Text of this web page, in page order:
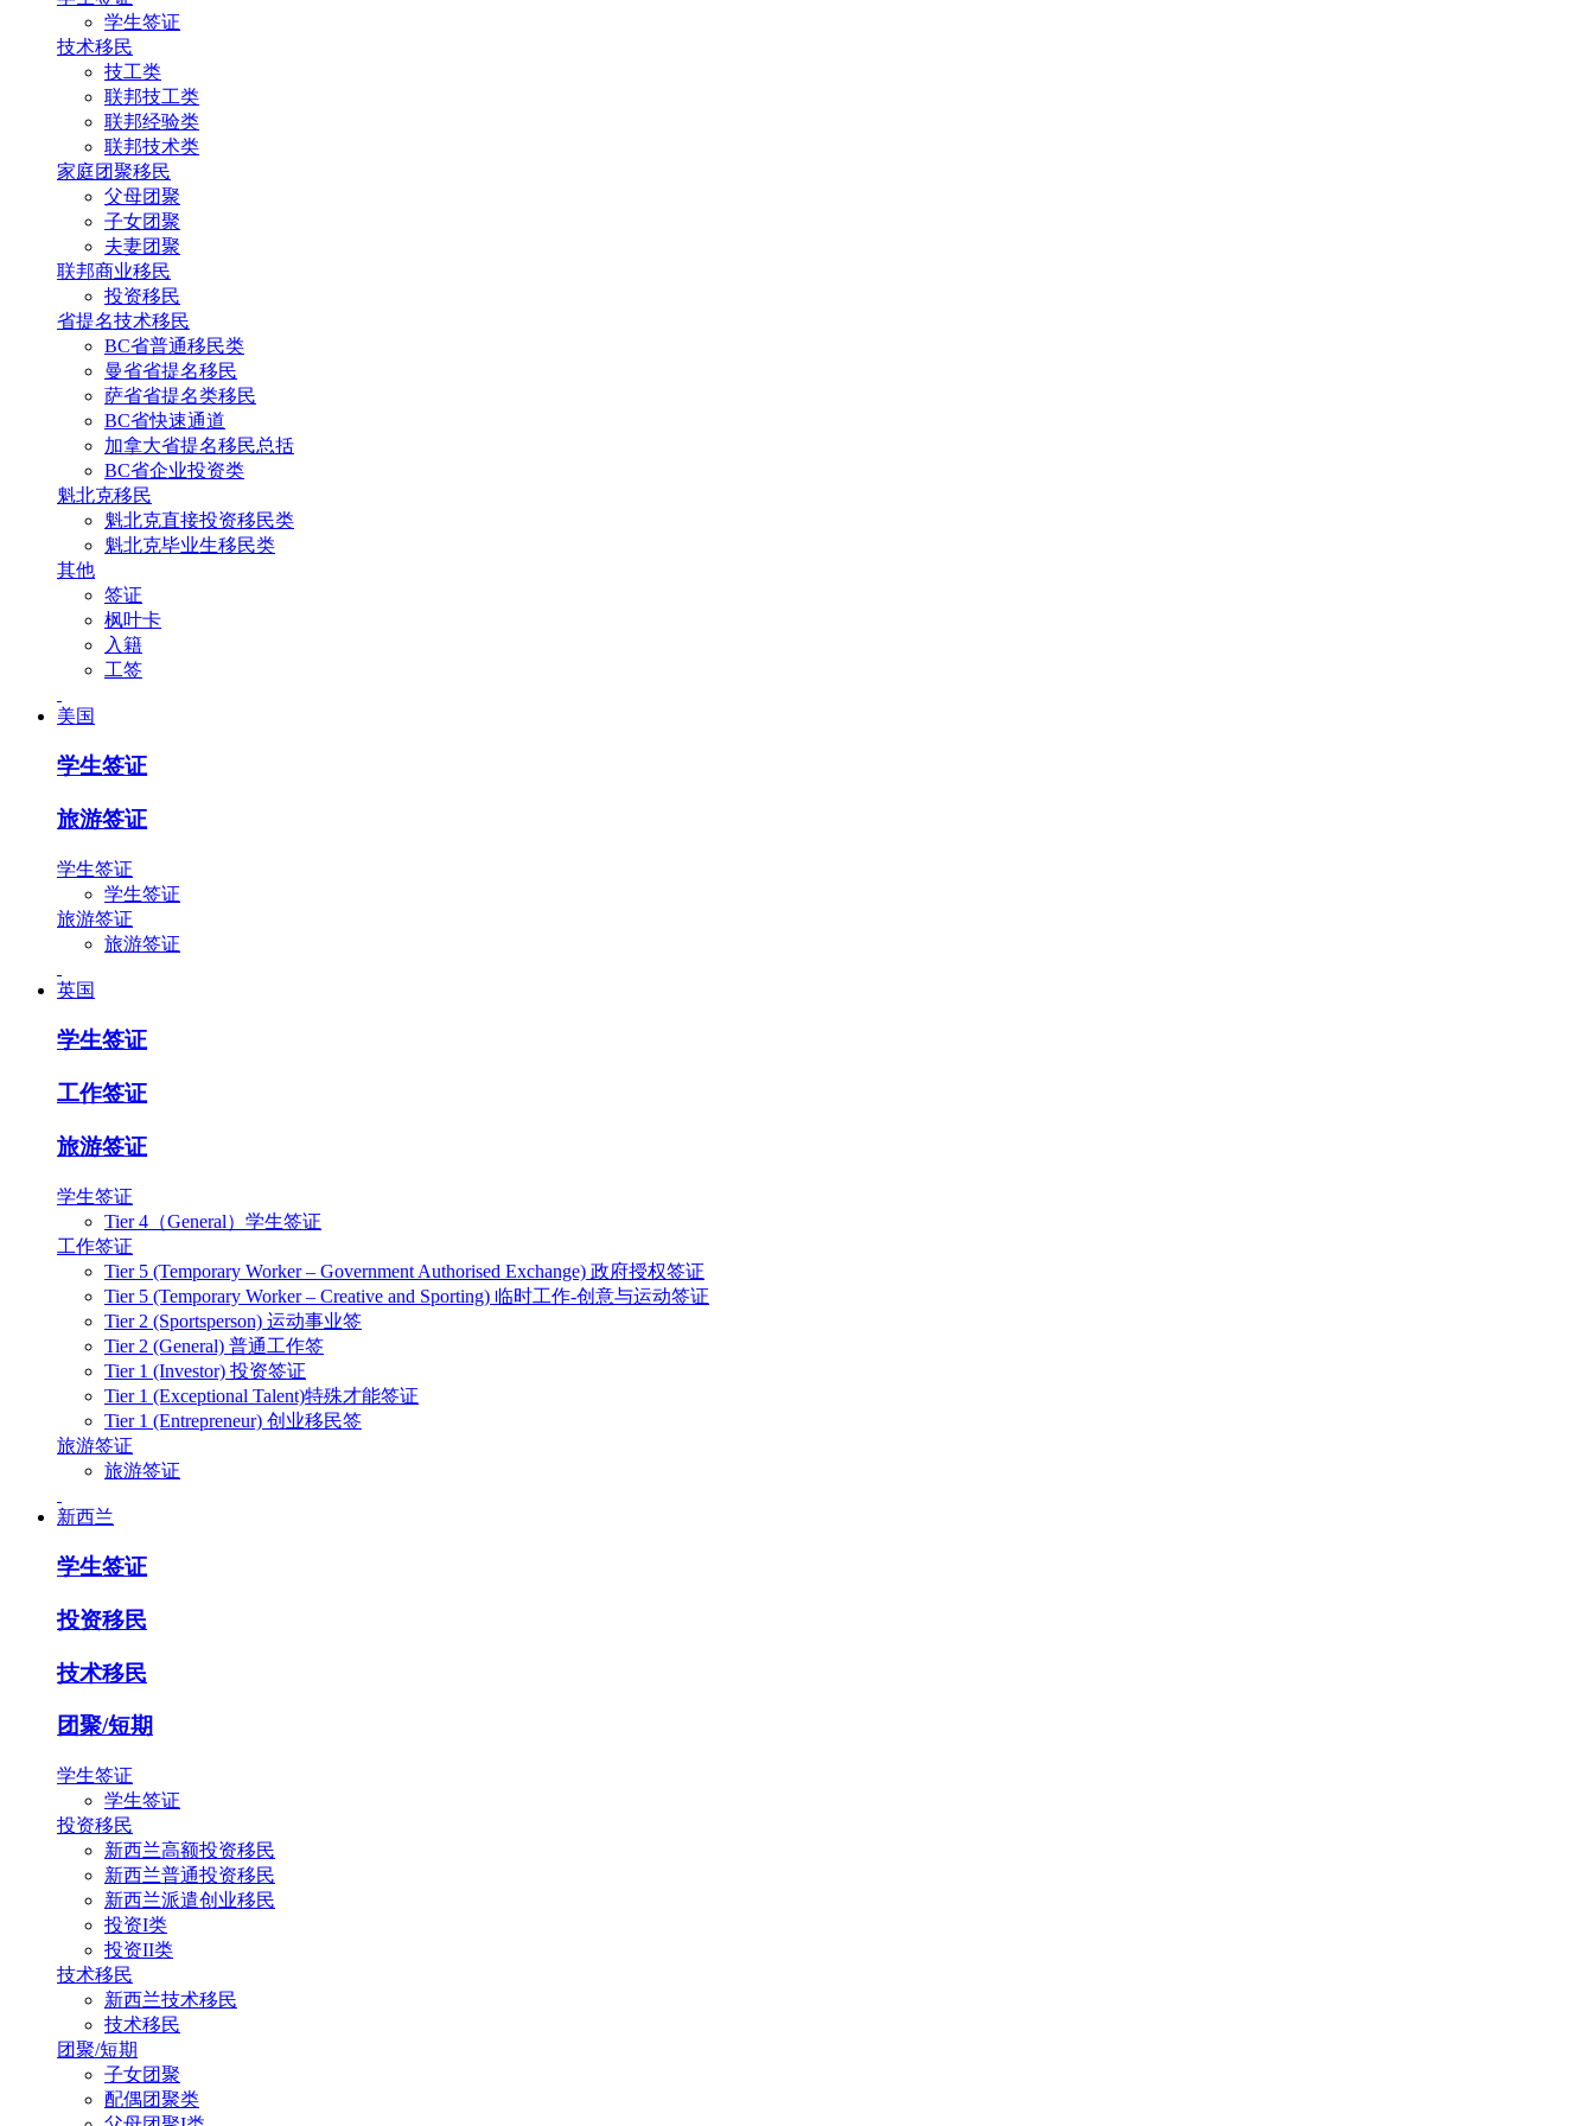
学生签证
技术移民
技工类
联邦技工类
联邦经验类
联邦技术类
家庭团聚移民
父母团聚
子女团聚
夫妻团聚
联邦商业移民
投资移民
省提名技术移民
BC省普通移民类
曼省省提名移民
萨省省提名类移民
BC省快速通道
加拿大省提名移民总括
BC省企业投资类
魁北克移民
魁北克直接投资移民类
魁北克毕业生移民类
其他
签证
枫叶卡
入籍
工签
美国
学生签证
旅游签证
学生签证
学生签证
旅游签证
旅游签证
英国
学生签证
工作签证
旅游签证
学生签证
Tier 4（General）学生签证
工作签证
Tier 5 (Temporary Worker – Government Authorised Exchange) 政府授权签证
Tier 5 (Temporary Worker – Creative and Sporting) 临时工作-创意与运动签证
Tier 2 (Sportsperson) 运动事业签
Tier 2 (General) 普通工作签
Tier 1 (Investor) 投资签证
Tier 1 (Exceptional Talent)特殊才能签证
Tier 1 (Entrepreneur) 创业移民签
旅游签证
旅游签证
新西兰
学生签证
投资移民
技术移民
团聚/短期
学生签证
学生签证
投资移民
新西兰高额投资移民
新西兰普通投资移民
新西兰派遣创业移民
投资I类
投资II类
技术移民
新西兰技术移民
技术移民
团聚/短期
子女团聚
配偶团聚类